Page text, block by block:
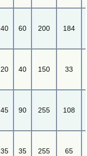
40 60 200 184
20 40 150 33
45 90 255 108
35 35 255 65